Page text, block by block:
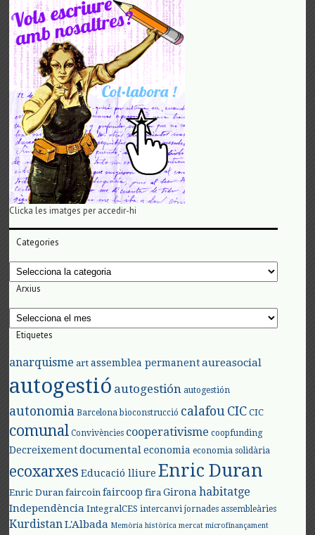
Clicka les imatges per accedir-hi
Categories
Categories
Arxius
Arxius
Etiquetes
anarquisme art assemblea permanent aureasocial
autogestió autogestión autogestión
autonomia Barcelona bioconstrucció calafouCIC CIC
comunal Convivències cooperativisme coopfunding
Decreixement documental economia economia solidària
ecoxarxes Educació lliure Enric Duran
Enric Duran faircoin faircoop fira Girona habitatge
Independència IntegralCES intercanvi jornades assembleàries
KurdistanL'Albada Memòria històrica mercat microfinançament